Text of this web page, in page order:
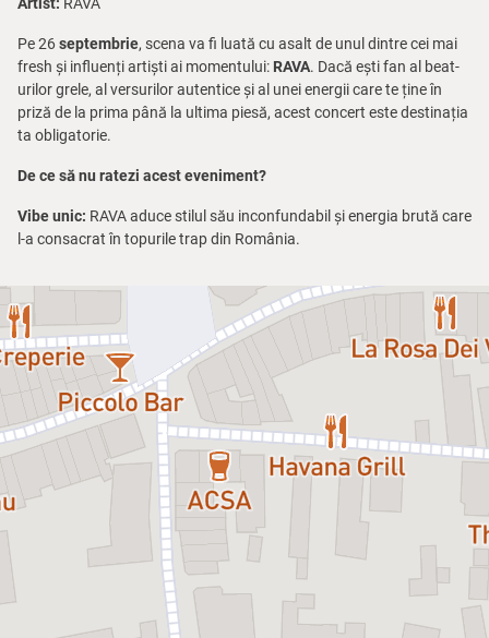
Artist: RAVA
Pe 26septembrie, scena va fi luată cu asalt de unul dintre cei mai
fresh și influenți artiști ai momentului: RAVA. Dacă ești fan al beat-
urilor grele, al versurilor autentice și al unei energii care te ține în
priză de la prima până la ultima piesă, acest concert este destinația
ta obligatorie.
De ce să nu ratezi acest eveniment?
Vibe unic: RAVA aduce stilul său inconfundabil și energia brută care
l-a consacrat în topurile trap din România.